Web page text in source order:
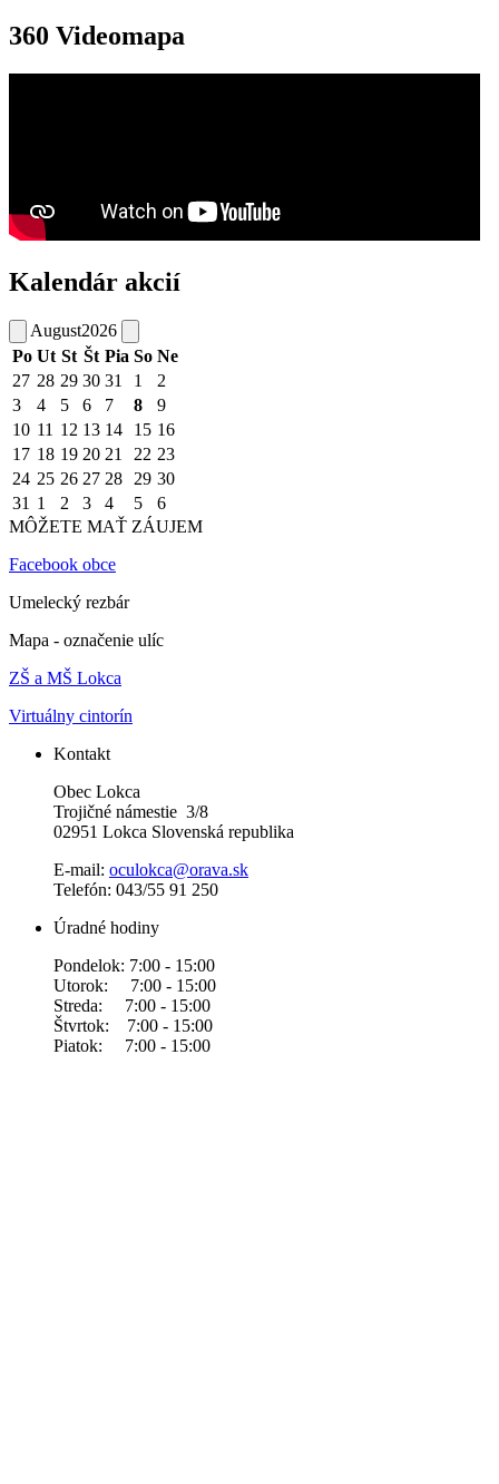
360 Videomapa
Kalendár akcií
August2026
Po Ut St Št Pia So Ne
27 28 29 30 31 1
2
3
4 5 6 7 8
9
10 11 12 13 14 15 16
17 18 19 20 21 22 23
24 25 26 27 28 29 30
31 1 2 3 4 5
6
MÔŽETE MAŤ ZÁUJEM
Facebook obce
Umelecký rezbár
Mapa - označenie ulíc
ZŠ a MŠ Lokca
Virtuálny cintorín
Kontakt
Obec Lokca
Trojičné námestie 3/8
02951 Lokca Slovenská republika
E-mail: oculokca@orava.sk
Telefón: 043/55 91 250
Úradné hodiny
Pondelok: 7:00 - 15:00
Utorok: 7:00 - 15:00
Streda: 7:00 - 15:00
Štvrtok: 7:00 - 15:00
Piatok: 7:00 - 15:00